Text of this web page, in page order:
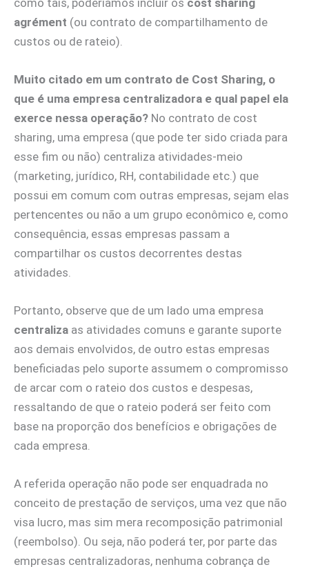
agrément (ou contrato de compartilhamento de
custos ou de rateio).
Muito citado em um contrato de Cost Sharing, o
que é uma empresa centralizadora e qual papel ela
exerce nessa operação? No contrato de cost
sharing, uma empresa (que pode ter sido criada para
esse fim ou não) centraliza atividades-meio
(marketing, jurídico, RH, contabilidade etc.) que
possui em comum com outras empresas, sejam elas
pertencentes ou não a um grupo econômico e, como
consequência, essas empresas passam a
compartilhar os custos decorrentes destas
atividades.
Portanto, observe que de um lado uma empresa
centraliza as atividades comuns e garante suporte
aos demais envolvidos, de outro estas empresas
beneficiadas pelo suporte assumem o compromisso
de arcar com o rateio dos custos e despesas,
ressaltando de que o rateio poderá ser feito com
base na proporção dos benefícios e obrigações de
cada empresa.
A referida operação não pode ser enquadrada no
conceito de prestação de serviços, uma vez que não
visa lucro, mas sim mera recomposição patrimonial
(reembolso). Ou seja, não poderá ter, por parte das
empresas centralizadoras, nenhuma cobrança de